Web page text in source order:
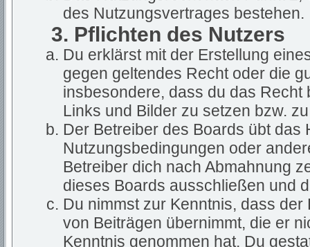
des Nutzungsvertrages bestehen.
3. Pflichten des Nutzers
Du erklärst mit der Erstellung
gegen geltendes Recht oder die
insbesondere, dass du das
Links und Bilder zu setzen bzw.
Der Betreiber des Boards übt
Nutzungsbedingungen oder
Betreiber dich nach Abmahnung
dieses Boards ausschließen und
Du nimmst zur Kenntnis, dass
von Beiträgen übernimmt, die er
Kenntnis genommen hat. Du